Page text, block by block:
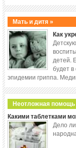
Мать и дитя »
Как
детей.
будет
эпидемии гриппа.
Неотложная помощь
Какими таблетками
Дело